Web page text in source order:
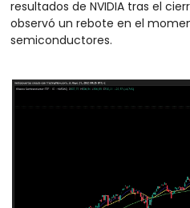
resultados de NVIDIA tras el
observó un rebote en el
semiconductores.